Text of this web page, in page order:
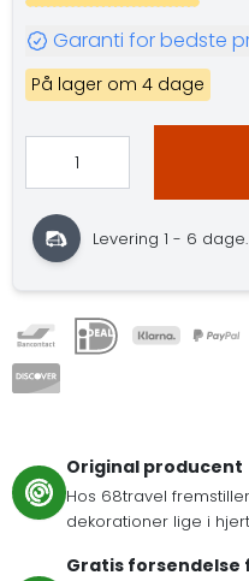
Garanti for bedste
På lager om 4 dage
Levering 1 - 6
Original producent
Hos 68travel
dekorationer lige i
Gratis forsendelse